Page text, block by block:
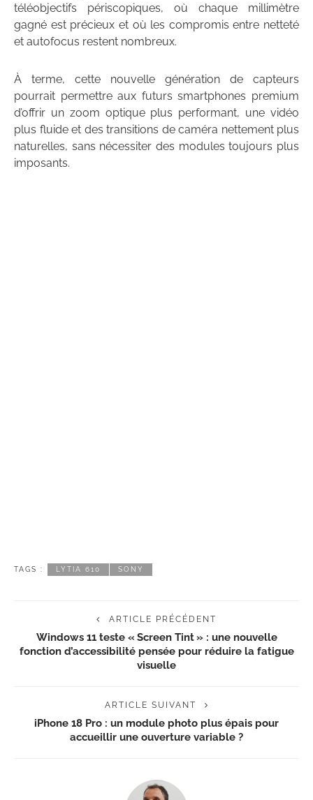
téléobjectifs périscopiques, où chaque millimètre
gagné est précieux et où les compromis entre netteté
et autofocus restent nombreux.
À terme, cette nouvelle génération de capteurs
pourrait permettre aux futurs smartphones premium
d’offrir un zoom optique plus performant, une vidéo
plus fluide et des transitions de caméra nettement plus
naturelles, sans nécessiter des modules toujours plus
imposants.
TAGS : LYTIA 610 SONY
ARTICLE PRÉCÉDENT
Windows 11 teste « Screen Tint » : une nouvelle
fonction d’accessibilité pensée pour réduire la fatigue
visuelle
ARTICLE SUIVANT
iPhone 18 Pro : un module photo plus épais pour
accueillir une ouverture variable ?